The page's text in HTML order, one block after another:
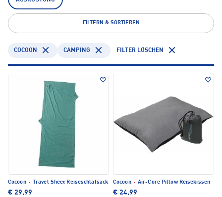
FILTERN & SORTIEREN
COCOON CAMPING FILTER LÖSCHEN
Cocoon · Travel Sheet Reiseschlafsack
€ 29,99
Cocoon · Air-Core Pillow Reisekissen
€ 24,99